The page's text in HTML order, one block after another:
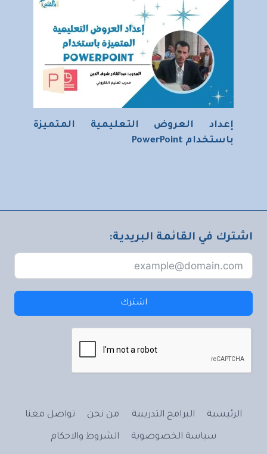
إعداد العروض التعليمية المتميزة
باستخدام PowerPoint
اشترك في القائمة البريدية:
اشترك
الرئيسية البرامج التدريبية من نحن تواصل معنا
سياسة الخصوصوية الشروط والاحكام